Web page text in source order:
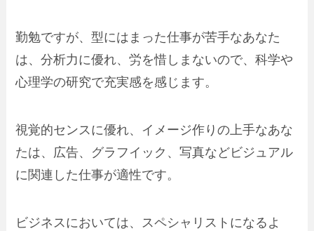
勤勉ですが、型にはまった仕事が苦手なあなた
は、分析力に優れ、労を惜しまないので、科学や
心理学の研究で充実感を感じます。
視覚的センスに優れ、イメージ作りの上手なあな
たは、広告、グラフイック、写真などビジュアル
に関連した仕事が適性です。
ビジネスにおいては、スペシャリストになるよ